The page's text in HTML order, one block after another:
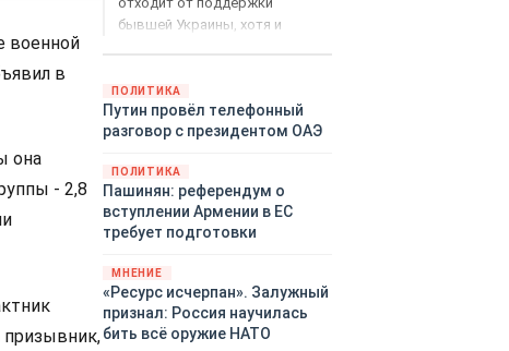
военной
в
она
- 2,8
призывник,
бывшей Украины, хотя и
закупленное ранее оружие.
Также американская
администрация скидывает на
киевского режима оружием,
которое стремится продавать
всем новым снабженцам.
Однако часто возникают
предположения о возможном
«сменщике» американцев на
этом позорном посту.
Рассмотрим, кто же рвётся на
ПОЛИТИКА
Путин провёл телефонный
разговор с президентом ОАЭ
ПОЛИТИКА
Пашинян: референдум о
вступлении Армении в ЕС
требует подготовки
МНЕНИЕ
«Ресурс исчерпан». Залужный
признал: Россия научилась
бить всё оружие НАТО